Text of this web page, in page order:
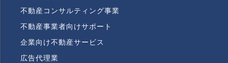
不動産コンサルティング事業
不動産事業者向けサポート
企業向け不動産サービス
広告代理業